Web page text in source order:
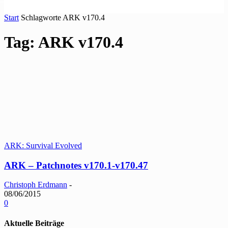
Start Schlagworte ARK v170.4
Tag: ARK v170.4
ARK: Survival Evolved
ARK – Patchnotes v170.1-v170.47
Christoph Erdmann -
08/06/2015
0
Aktuelle Beiträge